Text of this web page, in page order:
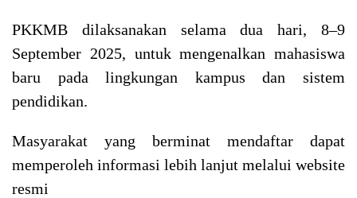
PKKMB dilaksanakan selama dua hari, 8–9
September 2025, untuk mengenalkan mahasiswa
baru pada lingkungan kampus dan sistem
pendidikan.
Masyarakat yang berminat mendaftar dapat
memperoleh informasi lebih lanjut melalui website
resmi